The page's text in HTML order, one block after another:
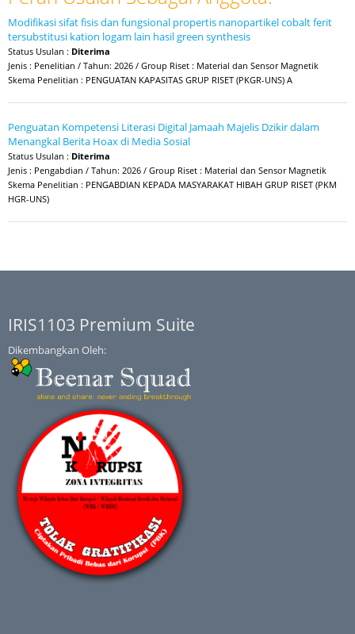
Modifikasi sifat fisis dan fungsional propertis nanopartikel cobalt ferit
tersubstitusi kation logam lain hasil green synthesis
Status Usulan : Diterima
Jenis : Penelitian / Tahun: 2026 / Group Riset : Material dan Sensor Magnetik
Skema Penelitian : PENGUATAN KAPASITAS GRUP RISET (PKGR-UNS) A
Penguatan Kompetensi Literasi Digital Jamaah Majelis Dzikir dalam
Menangkal Berita Hoax di Media Sosial
Status Usulan : Diterima
Jenis : Pengabdian / Tahun: 2026 / Group Riset : Material dan Sensor Magnetik
Skema Penelitian : PENGABDIAN KEPADA MASYARAKAT HIBAH GRUP RISET (PKM
HGR-UNS)
IRIS1103 Premium Suite
Dikembangkan Oleh: